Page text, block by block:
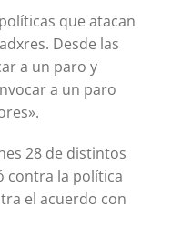
que atacan
Desde las
a un paro y
a un paro
28 de distintos
contra la política
el acuerdo con